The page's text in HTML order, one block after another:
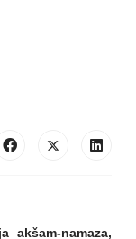
akšam-namaza,